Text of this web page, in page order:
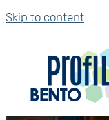
Skip to content